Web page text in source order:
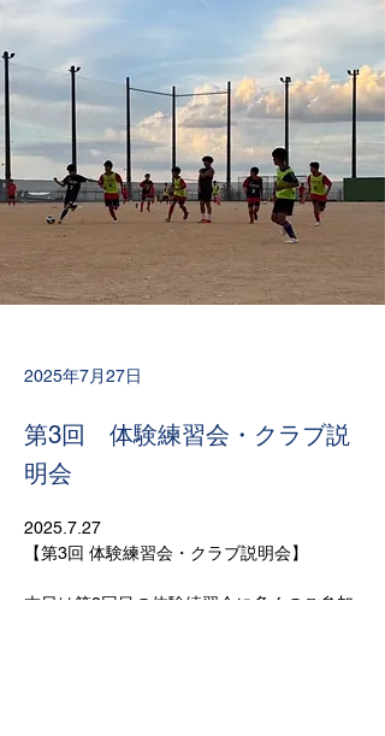
2025年7月27日
第3回 体験練習会・クラブ説
明会
2025.7.27
【第3回 体験練習会・クラブ説明会】
本日は第3回目の体験練習会に多くのご参加